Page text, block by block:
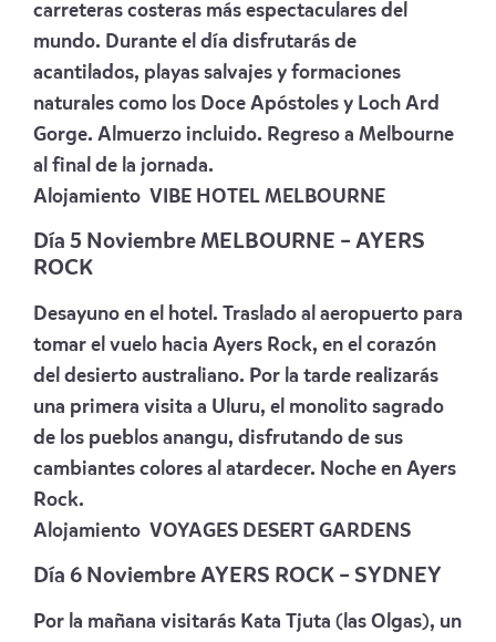
carreteras costeras más espectaculares del
mundo. Durante el día disfrutarás de
acantilados, playas salvajes y formaciones
naturales como los Doce Apóstoles y Loch Ard
Gorge. Almuerzo incluido. Regreso a Melbourne
al final de la jornada.
Alojamiento VIBE HOTEL MELBOURNE
Día 5 Noviembre MELBOURNE – AYERS
ROCK
Desayuno en el hotel. Traslado al aeropuerto para
tomar el vuelo hacia Ayers Rock, en el corazón
del desierto australiano. Por la tarde realizarás
una primera visita a Uluru, el monolito sagrado
de los pueblos anangu, disfrutando de sus
cambiantes colores al atardecer. Noche en Ayers
Rock.
Alojamiento VOYAGES DESERT GARDENS
Día 6 Noviembre AYERS ROCK – SYDNEY
Por la mañana visitarás Kata Tjuta (las Olgas), un